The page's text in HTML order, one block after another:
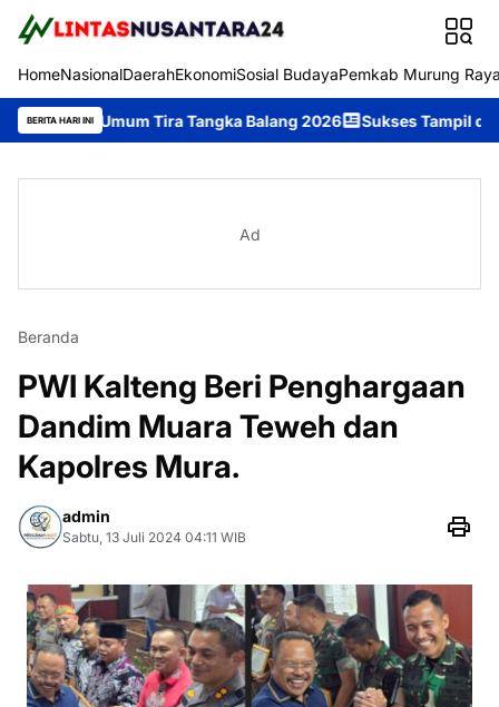
HomeNasionalDaerahEkonomiSosial BudayaPemkab Murung
BERITA HARI INITira Tangka Balang 2026 Sukses Tampil di Festival Tira
Ad
Beranda
PWI Kalteng Beri Penghargaan
Dandim Muara Teweh dan
Kapolres Mura.
admin
Sabtu, 13 Juli 2024 04:11 WIB